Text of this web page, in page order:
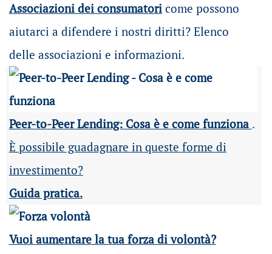
Associazioni dei consumatoricome possono
aiutarci a difendere i nostri diritti? Elenco
delle associazioni e informazioni.
Peer-to-Peer Lending: Cosa è e come funziona .
È possibile guadagnare in queste forme di
investimento?
Guida pratica.
Vuoi aumentare la tua forza di volontà?